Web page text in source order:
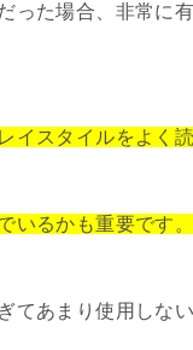
った場合、非常に
イスタイルをよく読
いるかも重要です。
てあまり使用しな